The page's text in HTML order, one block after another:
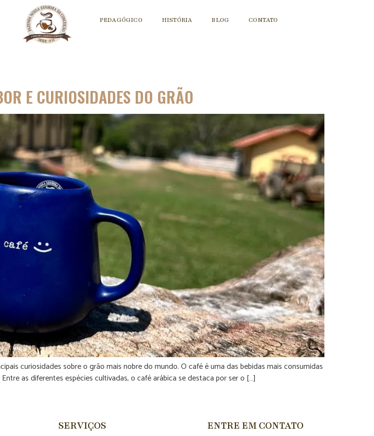
PEDAGÓGICO HISTÓRIA BLOG CONTATO
E CURIOSIDADES DO GRÃO
curiosidades sobre o grão mais nobre do mundo. O café é uma das bebidas mais consumidas
as diferentes espécies cultivadas, o café arábica se destaca por ser o […]
SERVIÇOS ENTRE EM CONTATO